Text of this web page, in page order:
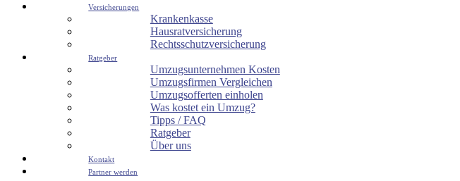
Versicherungen
Krankenkasse
Hausratversicherung
Rechtsschutzversicherung
Ratgeber
Umzugsunternehmen Kosten
Umzugsfirmen Vergleichen
Umzugsofferten einholen
Was kostet ein Umzug?
Tipps / FAQ
Ratgeber
Über uns
Kontakt
Partner werden